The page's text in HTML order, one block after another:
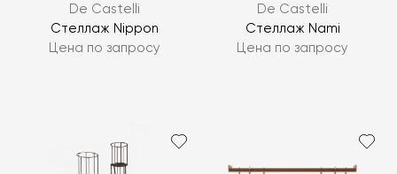
De Castelli
Стеллаж Nippon
Цена по запросу
De Castelli
Стеллаж Nami
Цена по запросу